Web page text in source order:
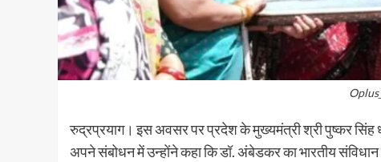
रुद्रप्रयाग। इस अवसर पर प्रदेश के मुख्यमंत्री श्री पुष्कर सिंह
अपने संबोधन में उन्होंने कहा कि डॉ. अंबेडकर का भारतीय संविधान